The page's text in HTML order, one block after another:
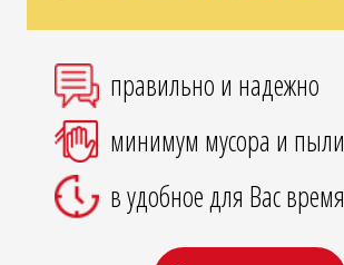
правильно и надежно
минимум мусора и пыли
в удобное для Вас время